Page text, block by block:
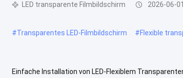
LED transparente Filmbildschirm 2026-06-01
#Transparentes LED-Filmbildschirm #Flexible
Einfache Installation von LED-Flexiblem